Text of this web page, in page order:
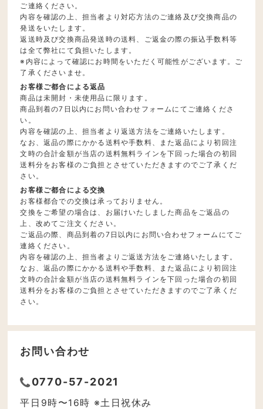
ご連絡ください。
内容を確認の上、担当者より対応方法のご連絡及び交換商品の
発送をいたします。
返送時及び交換商品発送時の送料、ご返金の際の振込手数料等
は全て弊社にて負担いたします。
※内容によって確認にお時間をいただく可能性がございます。ご
了承くださいませ。
お客様ご都合による返品
商品は未開封・未使用品に限ります。
商品到着の7日以内にお問い合わせフォームにてご連絡くださ
い。
内容を確認の上、担当者より返送方法をご連絡いたします。
なお、返品の際にかかる送料や手数料、また返品により初回注
文時の合計金額が当店の送料無料ラインを下回った場合の初回
送料分をお客様のご負担とさせていただきますのでご了承くだ
さい。
お客様ご都合による交換
お客様都合での交換は承っておりません。
交換をご希望の場合は、お届けいたしました商品をご返品の
上、改めてご注文ください。
ご返品の際、商品到着の7日以内にお問い合わせフォームにてご
連絡ください。
内容を確認の上、担当者よりご返送方法をご連絡いたします。
なお、返品の際にかかる送料や手数料、また返品により初回注
文時の合計金額が当店の送料無料ラインを下回った場合の初回
送料分をお客様のご負担とさせていただきますのでご了承くだ
さい。
お問い合わせ
0770-57-2021
平日9時〜16時 ※土日祝休み